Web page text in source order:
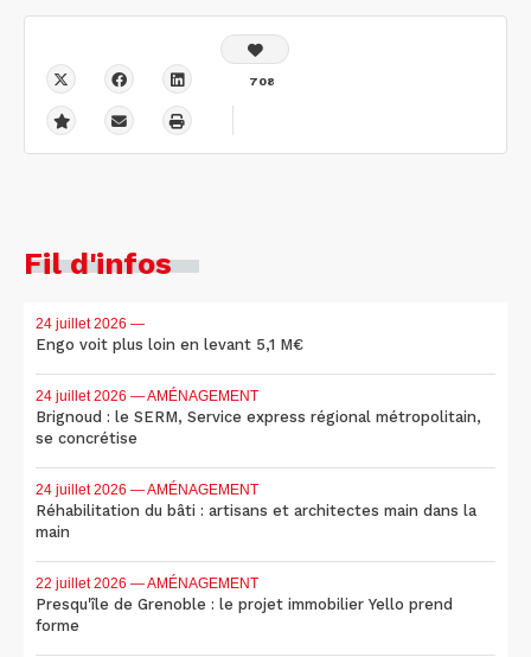
708
Fil d'infos
24 juillet 2026 —
Engo voit plus loin en levant 5,1 M€
24 juillet 2026 — AMÉNAGEMENT
Brignoud : le SERM, Service express régional métropolitain,
se concrétise
24 juillet 2026 — AMÉNAGEMENT
Réhabilitation du bâti : artisans et architectes main dans la
main
22 juillet 2026 — AMÉNAGEMENT
Presqu'île de Grenoble : le projet immobilier Yello prend
forme